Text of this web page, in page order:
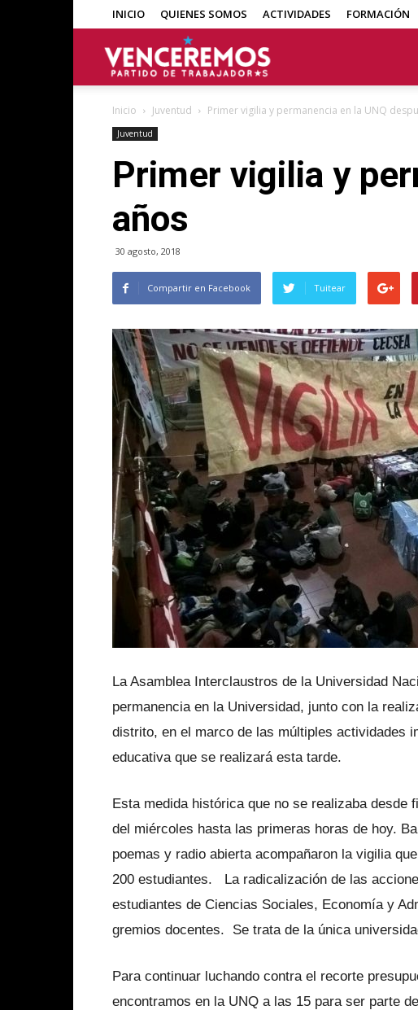
INICIO QUIENES SOMOS ACTIVIDADES FORMACIÓN
Inicio Juventud Primer vigilia y permanencia en la UNQ
Juventud
Primer vigilia y
años
30 agosto, 2018
Compartir en Facebook Tuitear
La Asamblea Interclaustros de la Universidad
permanencia en la Universidad, junto con la
distrito, en el marco de las múltiples actividades
educativa que se realizará esta tarde.
Esta medida histórica que no se realizaba desde
del miércoles hasta las primeras horas de hoy.
poemas y radio abierta acompañaron la vigilia
200 estudiantes. La radicalización de las
estudiantes de Ciencias Sociales, Economía y
gremios docentes. Se trata de la única
Para continuar luchando contra el recorte
encontramos en la UNQ a las 15 para ser parte